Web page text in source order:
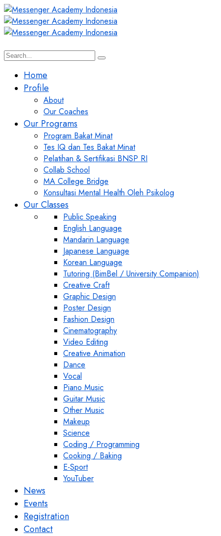
Home
Profile
About
Our Coaches
Our Programs
Program Bakat Minat
Tes IQ dan Tes Bakat Minat
Pelatihan & Sertifikasi BNSP RI
Collab School
MA College Bridge
Konsultasi Mental Health Oleh Psikolog
Our Classes
Public Speaking
English Language
Mandarin Language
Japanese Language
Korean Language
Tutoring (BimBel / University Companion)
Creative Craft
Graphic Design
Poster Design
Fashion Design
Cinematography
Video Editing
Creative Animation
Dance
Vocal
Piano Music
Guitar Music
Other Music
Makeup
Science
Coding / Programming
Cooking / Baking
E-Sport
YouTuber
News
Events
Registration
Contact